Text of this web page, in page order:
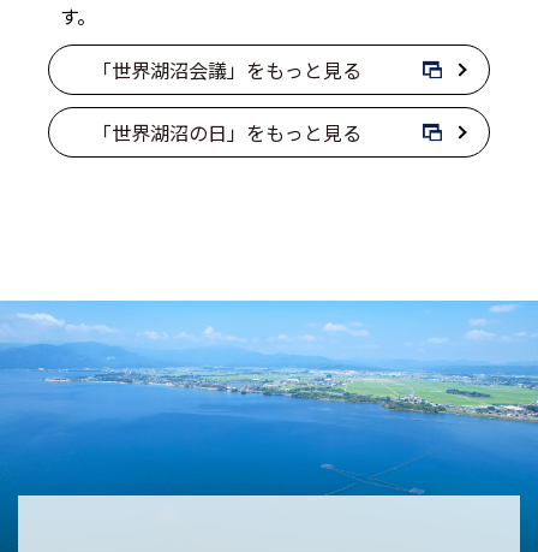
す。
「世界湖沼会議」をもっと見る
「世界湖沼の日」をもっと見る